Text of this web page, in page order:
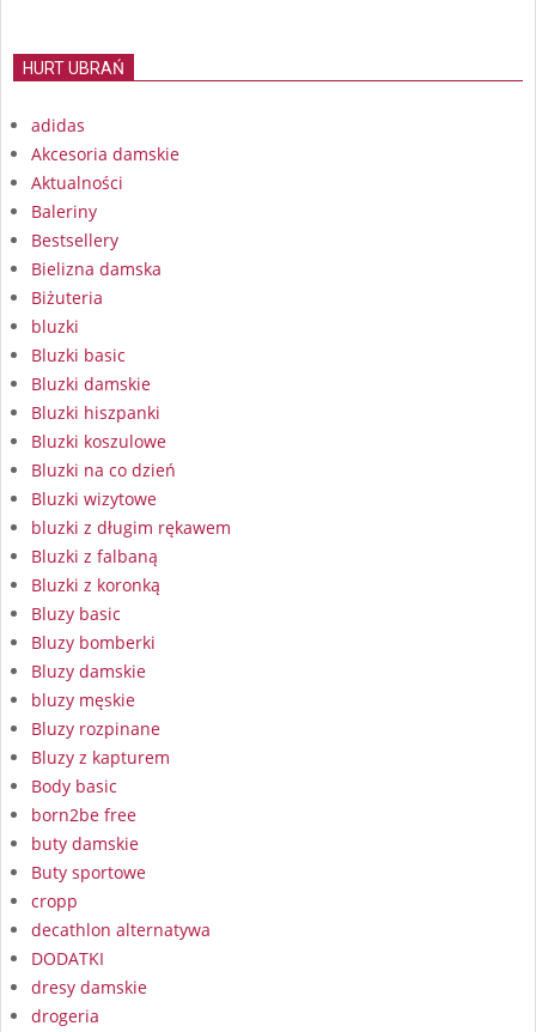
HURT UBRAŃ
adidas
Akcesoria damskie
Aktualności
Baleriny
Bestsellery
Bielizna damska
Biżuteria
bluzki
Bluzki basic
Bluzki damskie
Bluzki hiszpanki
Bluzki koszulowe
Bluzki na co dzień
Bluzki wizytowe
bluzki z długim rękawem
Bluzki z falbaną
Bluzki z koronką
Bluzy basic
Bluzy bomberki
Bluzy damskie
bluzy męskie
Bluzy rozpinane
Bluzy z kapturem
Body basic
born2be free
buty damskie
Buty sportowe
cropp
decathlon alternatywa
DODATKI
dresy damskie
drogeria